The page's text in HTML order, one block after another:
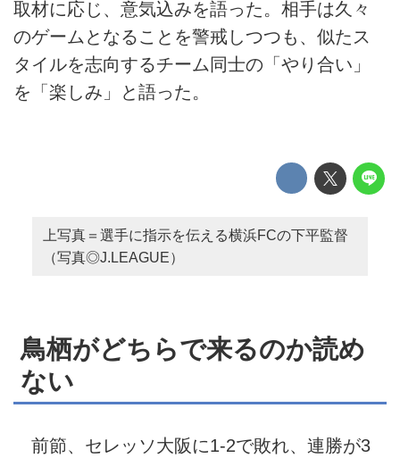
取材に応じ、意気込みを語った。相手は久々
のゲームとなることを警戒しつつも、似たス
タイルを志向するチーム同士の「やり合い」
を「楽しみ」と語った。
上写真＝選手に指示を伝える横浜FCの下平監督
（写真◎J.LEAGUE）
鳥栖がどちらで来るのか読め
ない
前節、セレッソ大阪に1-2で敗れ、連勝が3